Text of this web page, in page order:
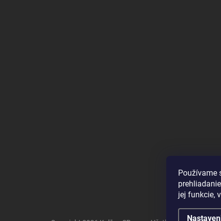
Používame
jej funkcie,